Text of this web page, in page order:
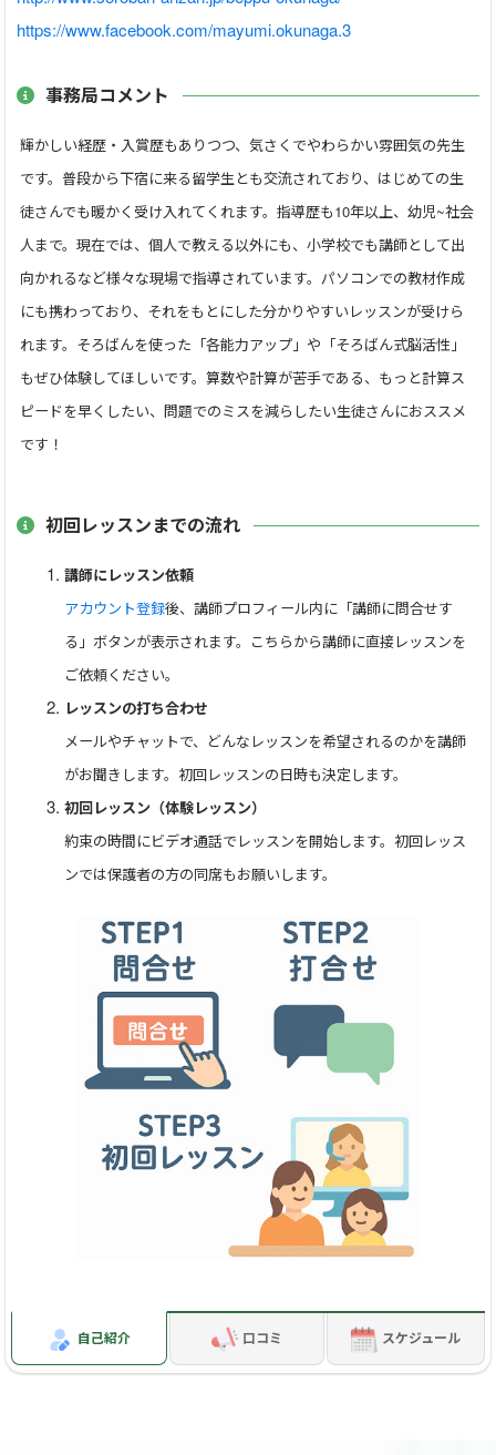
ます。PC・タブレット・スマホでも【大そろばん】なので視
ども養われます。右脳・左脳を活性化！脳をバランスよく使う
前頭前野を活性化します
★間違った答えと正しい答えの比較・分析をすることで
（癖）勘違いなど理解していくことに気づきます。迷った問
題・空白にした問題・見取算の手元確認レッスンもしており
補足レッスン＝他塾・他オンラインレッスンとの併用＝単発
レッスン対応します。
す。
【 掛け算 】両置き・肩落とし・両落とし（左右どちらが基準
【 割り算 】還元法（戻し算有無）・確定法・少数問題（指置
き有無）
● 迷った問題・伸び悩み・間違いがよくある・桁間違いが
気になる など
でのご相談（補足レッスン）もさせていただいております。
お気軽にお問合せください。手元確認させていただきます。
【家庭学習アドバイス】・・・迷った問題抜粋 解説レッス
そろばん学習も今では、通塾だけではありません。Webより
練習問題も取り寄せることができます。保護者の方がご自宅
で教えられる方もいらっしゃいます。珠算式計算方法基礎知
化」してアドバイスします。
★教材について、インターネット（通販サイト）から購入さ
「ちびっこそろばん」シリーズで学習されている方対応でき
「ぱちぱちらんど」シリーズで学習されている方対応できま
朝日プリント社教材「日本珠算連盟」「日本商工会議所」
https://www.facebook.com/mayumi.okunaga.3
事務局コメント
輝かしい経歴・入賞歴もありつつ、気さくでやわらかい雰囲気の先生
です。普段から下宿に来る留学生とも交流されており、はじめての生
徒さんでも暖かく受け入れてくれます。指導歴も10年以上、幼児~社会
人まで。現在では、個人で教える以外にも、小学校でも講師として出
向かれるなど様々な現場で指導されています。パソコンでの教材作成
にも携わっており、それをもとにした分かりやすいレッスンが受けら
れます。そろばんを使った「各能力アップ」や「そろばん式脳活性」
もぜひ体験してほしいです。算数や計算が苦手である、もっと計算ス
ピードを早くしたい、問題でのミスを減らしたい生徒さんにおススメ
です！
初回レッスンまでの流れ
講師にレッスン依頼
アカウント登録後、講師プロフィール内に「講師に問合せす
る」ボタンが表示されます。こちらから講師に直接レッスンを
ご依頼ください。
レッスンの打ち合わせ
メールやチャットで、どんなレッスンを希望されるのかを講師
がお聞きします。初回レッスンの日時も決定します。
初回レッスン（体験レッスン）
約束の時間にビデオ通話でレッスンを開始します。初回レッス
ンでは保護者の方の同席もお願いします。
自己紹介 口コミ スケジュール